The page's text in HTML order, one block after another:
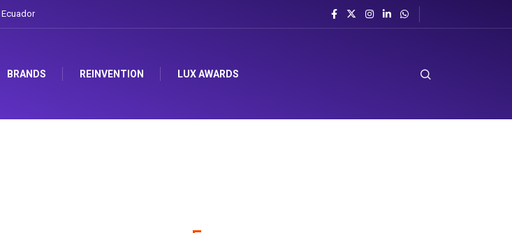
Gabriela Herrera y el arte de cambiarse el sombrero en Corporación Favorita
BRANDS REINVENTION LUX AWARDS